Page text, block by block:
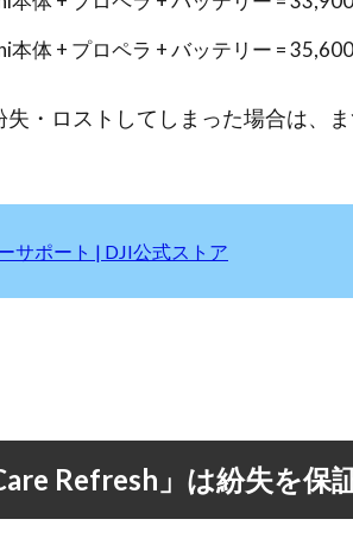
本体 + プロペラ + バッテリー =
失・ロストしてしまった場合は、
サポート | DJI公式ストア
Refresh」は紛失を保